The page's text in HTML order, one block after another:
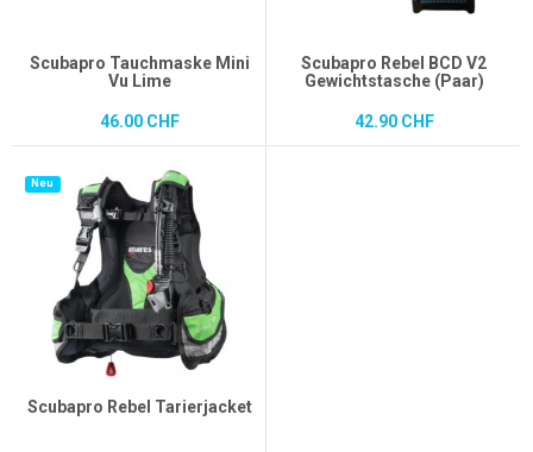
Scubapro Tauchmaske Mini
Vu Lime
46.00 CHF
Scubapro Rebel BCD V2
Gewichtstasche (Paar)
42.90 CHF
Neu
Scubapro Rebel Tarierjacket